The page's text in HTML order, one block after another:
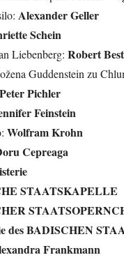
Alexander Geller
Schein
Liebenberg: Robert
Guddenstein zu
Peter Pichler
Feinstein
Wolfram Krohn
Cepreaga
STAATSKAPELLE
des BADISCHEN
Frankmann